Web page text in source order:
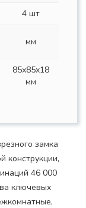
4 шт
мм
85х85х18
мм
замка
конструкции,
46 000
ключевых